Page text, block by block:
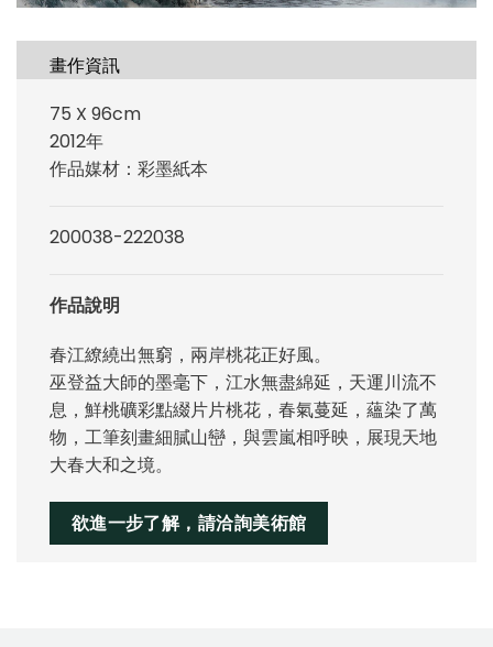
畫作資訊
75 X 96cm
2012年
作品媒材：彩墨紙本
200038-222038
作品說明
春江繚繞出無窮，兩岸桃花正好風。
巫登益大師的墨毫下，江水無盡綿延，天運川流不
息，鮮桃礦彩點綴片片桃花，春氣蔓延，蘊染了萬
物，工筆刻畫細膩山巒，與雲嵐相呼映，展現天地
大春大和之境。
欲進一步了解，請洽詢美術館